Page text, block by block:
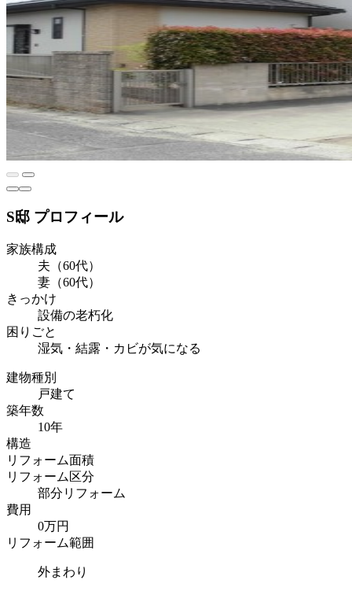
S邸 プロフィール
家族構成
夫（60代）
妻（60代）
きっかけ
設備の老朽化
困りごと
湿気・結露・カビが気になる
建物種別
戸建て
築年数
10年
構造
リフォーム面積
リフォーム区分
部分リフォーム
費用
0万円
リフォーム範囲
外まわり